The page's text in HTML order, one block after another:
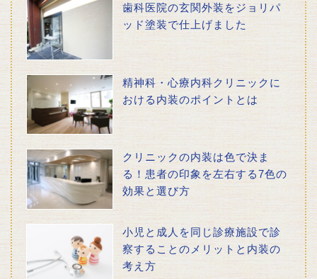
歯科医院の玄関外装をジョリパ
ッド塗装で仕上げました
精神科・心療内科クリニックに
おける内装のポイントとは
クリニックの内装は色で決ま
る！患者の印象を左右する7色の
効果と選び方
小児と成人を同じ診療施設で診
察することのメリットと内装の
考え方